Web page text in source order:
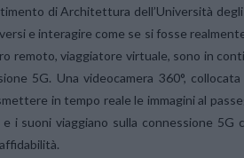
di Architettura dell’Università degli
e interagire come se si fosse
remoto, viaggiatore virtuale, sono in
5G. Una videocamera 360°,
in tempo reale le immagini al
i suoni viaggiano sulla connessione 5G